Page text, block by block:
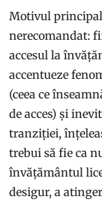
Motivul
nerecomandat:
accesul la
accentueze
(ceea ce
de acces) și
tranziției,
trebui să fie ca
învățământul
desigur, a